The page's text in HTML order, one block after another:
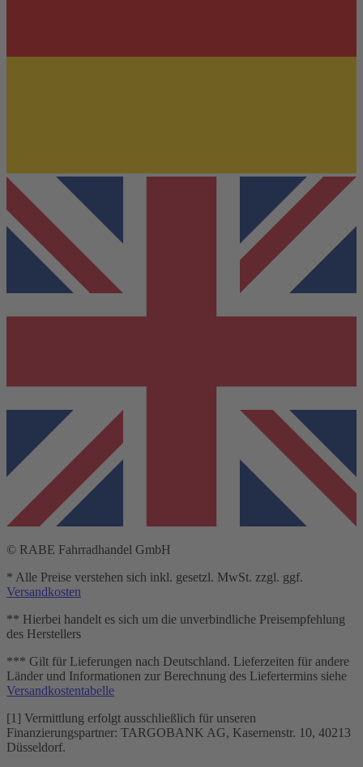
© RABE Fahrradhandel GmbH
* Alle Preise verstehen sich inkl. gesetzl. MwSt. zzgl. ggf.
Versandkosten
** Hierbei handelt es sich um die unverbindliche Preisempfehlung
des Herstellers
*** Gilt für Lieferungen nach Deutschland. Lieferzeiten für andere
Länder und Informationen zur Berechnung des Liefertermins siehe
Versandkostentabelle
[1] Vermittlung erfolgt ausschließlich für unseren
Finanzierungspartner: TARGOBANK AG, Kasernenstr. 10, 40213
Düsseldorf.